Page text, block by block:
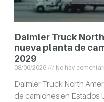
Daimler Truck
nueva planta de
2029
08/06/2026 No hay
Daimler Truck North
de camiones en Estados